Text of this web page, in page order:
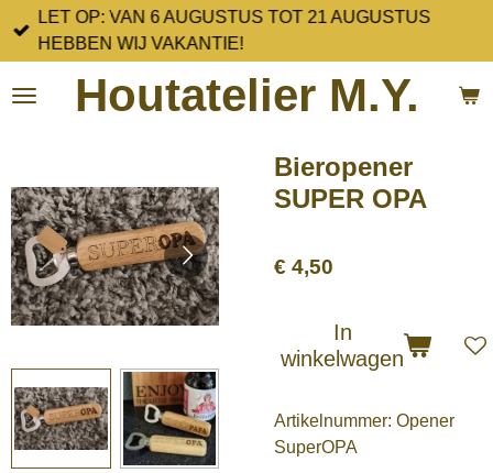
Ga
direct
de
Houtatelier M.Y.
LET OP: VAN 6 AUGUSTUS TOT 21 AUGUSTUS
HEBBEN WIJ VAKANTIE!
Bieropener
SUPER OPA
€ 4,50
In
winkelwagen
Artikelnummer: Opener
SuperOPA